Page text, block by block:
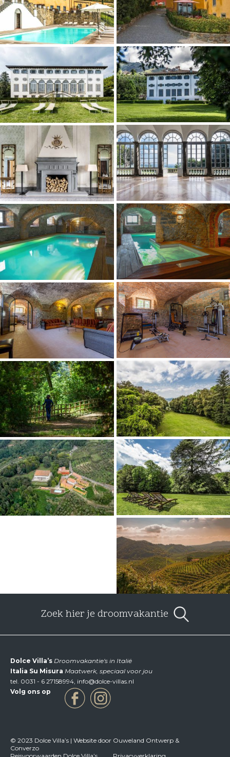
Zoek hier je droomvakantie
Dolce Villa’s Droomvakantie's in Italië
Italia Su Misura Maatwerk, speciaal voor jou
tel. 0031 - 6 27158994, info@dolce-villas.nl
Volg ons op
© 2023 Dolce Villa’s | Website door Ouweland Ontwerp &
Converzo